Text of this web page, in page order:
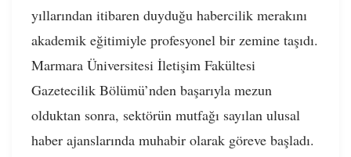
yıllarından itibaren duyduğu habercilik merakını
akademik eğitimiyle profesyonel bir zemine taşıdı.
Marmara Üniversitesi İletişim Fakültesi
Gazetecilik Bölümü’nden başarıyla mezun
olduktan sonra, sektörün mutfağı sayılan ulusal
haber ajanslarında muhabir olarak göreve başladı.